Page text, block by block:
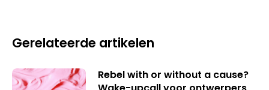
Gerelateerde artikelen
Rebel with or without a cause?